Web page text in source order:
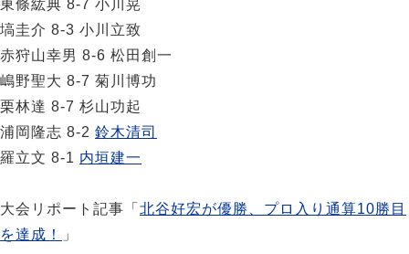
東條紘典 8-7 小川晃
塙圭介 8-3 小川立致
赤狩山幸男 8-6 松田創一
嶋野聖大 8-7 菊川博功
栗林達 8-7 杉山功起
浦岡隆志 8-2 鈴木清司
羅立文 8-1 内垣建一
大会リポート記事「 北谷好宏が優勝、プロ入り通算10勝目
を達成！
」